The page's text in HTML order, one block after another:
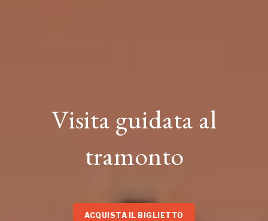
Visita guidata al
tramonto
ACQUISTA IL BIGLIETTO